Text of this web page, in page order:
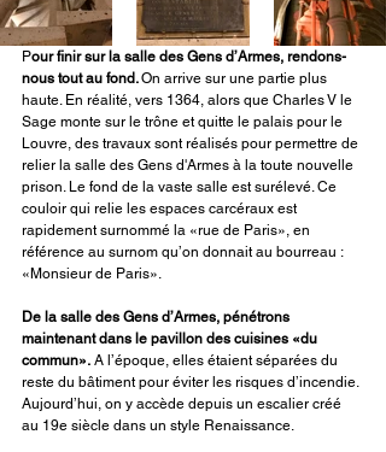
Pour finir sur la salle des Gens d’Armes, rendons-
nous tout au fond. On arrive sur une partie plus
haute. En réalité, vers 1364, alors que Charles V le
Sage monte sur le trône et quitte le palais pour le
Louvre, des travaux sont réalisés pour permettre de
relier la salle des Gens d'Armes à la toute nouvelle
prison. Le fond de la vaste salle est surélevé. Ce
couloir qui relie les espaces carcéraux est
rapidement surnommé la «rue de Paris», en
référence au surnom qu’on donnait au bourreau :
«Monsieur de Paris».
De la salle des Gens d’Armes, pénétrons
maintenant dans le pavillon des cuisines «du
commun». A l’époque, elles étaient séparées du
reste du bâtiment pour éviter les risques d’incendie.
Aujourd’hui, on y accède depuis un escalier créé
au 19e siècle dans un style Renaissance.